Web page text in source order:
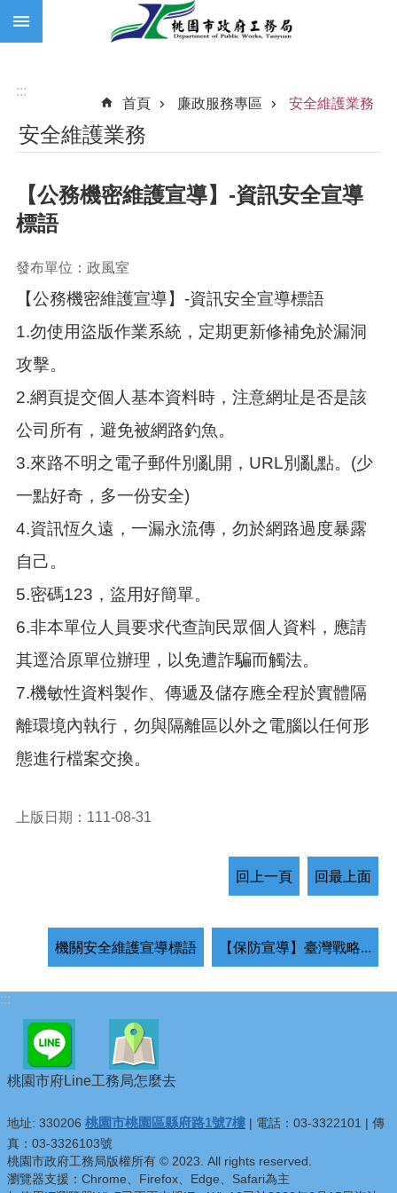
跳到主要內容區塊
:::
首頁
廉政服務專區 安全維護業務
安全維護業務
【公務機密維護宣導】-資訊安全宣導
標語
發布單位：政風室
【公務機密維護宣導】-資訊安全宣導標語
1.勿使用盜版作業系統，定期更新修補免於漏洞
攻擊。
2.網頁提交個人基本資料時，注意網址是否是該
公司所有，避免被網路釣魚。
3.來路不明之電子郵件別亂開，URL別亂點。(少
一點好奇，多一份安全)
4.資訊恆久遠，一漏永流傳，勿於網路過度暴露
自己。
5.密碼123，盜用好簡單。
6.非本單位人員要求代查詢民眾個人資料，應請
其逕洽原單位辦理，以免遭詐騙而觸法。
7.機敏性資料製作、傳遞及儲存應全程於實體隔
離環境內執行，勿與隔離區以外之電腦以任何形
態進行檔案交換。
上版日期：111-08-31
回上一頁 回最上面
機關安全維護宣導標語 【保防宣導】臺灣戰略...
:::
桃園市府Line工務局怎麼去
地址: 330206 桃園市桃園區縣府路1號7樓 | 電話：03-3322101 | 傳
真：03-3326103號
桃園市政府工務局版權所有 © 2023. All rights reserved.
瀏覽器支援：Chrome、Firefox、Edge、Safari為主